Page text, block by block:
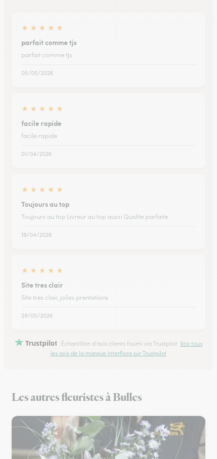
★ ★ ★ ★ ★
parfait comme tjs
parfait comme tjs
05/05/2026
★ ★ ★ ★ ★
facile rapide
facile rapide
01/04/2026
★ ★ ★ ★ ★
Toujours au top
Toujours au top Livreur au top aussi Qualite parfaite
19/04/2026
★ ★ ★ ★ ★
Site tres clair
Site tres clair, jolies prentations
29/05/2026
Trustpilot Échantillon d'avis clients fourni via Trustpilot. Voir tous
les avis de la marque Interflora sur Trustpilot
Les autres fleuristes à Bulles